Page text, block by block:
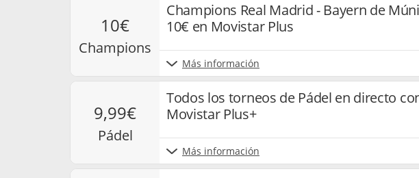
10€
champions
Champions Real Madrid - Bayern de
10€ en Movistar Plus
Más información
9,99€
pádel
Todos los torneos de Pádel en directo
Movistar Plus+
Más información